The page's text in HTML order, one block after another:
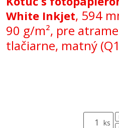
White Inkjet, 594
90 g/m², pre
tlačiarne, matný
ks